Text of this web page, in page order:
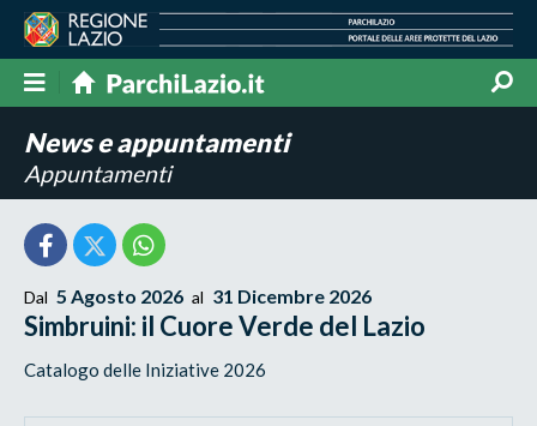
News e appuntamenti
Appuntamenti
Dal 5 Agosto 2026 al 31 Dicembre 2026
Simbruini: il Cuore Verde del Lazio
Catalogo delle Iniziative 2026